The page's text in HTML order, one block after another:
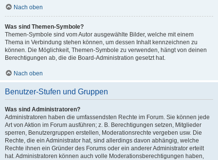
Nach oben
Was sind Themen-Symbole?
Themen-Symbole sind vom Autor ausgewählte Bilder, welche mit einem
Thema in Verbindung stehen können, um dessen Inhalt kennzeichnen zu
können. Die Möglichkeit, Themen-Symbole zu verwenden, hängt von deinen
Berechtigungen ab, die die Board-Administration gesetzt hat.
Nach oben
Benutzer-Stufen und Gruppen
Was sind Administratoren?
Administratoren haben die umfassendsten Rechte im Forum. Sie können jede
Art von Aktion im Forum ausführen; z. B. Berechtigungen setzen, Mitglieder
sperren, Benutzergruppen erstellen, Moderationsrechte vergeben usw. Die
Rechte, die ein Administrator hat, sind allerdings davon abhängig, welche
Rechte ihnen ein Gründer des Forums oder ein anderer Administrator erteilt
hat. Administratoren können auch volle Moderationsberechtigungen haben,